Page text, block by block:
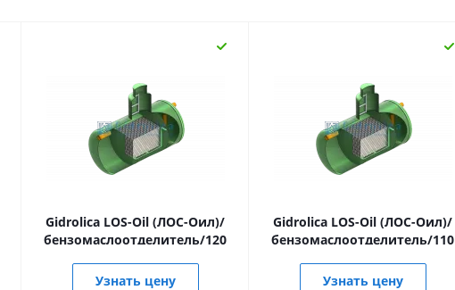
Gidrolica LOS-Oil (ЛОС-Оил)/
бензомаслоотделитель/120
Узнать цену
Gidrolica LOS-Oil (ЛОС-Оил)/
бензомаслоотделитель/110
Узнать цену